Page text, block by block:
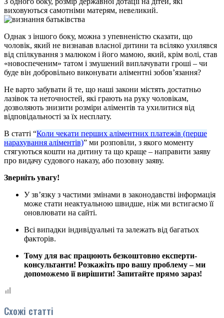
виховуються самотніми матерям, невеликий.
Однак з іншого боку, можна з упевненістю сказати, що
чоловік, який не визнавав власної дитини та всіляко ухилявся
від спілкування з малюком і його мамою, який, крім волі, став
«новоспеченим» татом і змушений виплачувати гроші – чи
буде він добровільно виконувати аліментні зобов’язання?
Не варто забувати й те, що наші закони містять достатньо
лазівок та неточностей, які грають на руку чоловікам,
дозволяють знизити розміри аліментів та ухилитися від
відповідальності за їх несплату.
В статті “Коли чекати перших аліментних платежів (перше
нарахування аліментів)” ми розповіли, з якого моменту
стягуються кошти на дитину та що краще – направити заяву
про видачу судового наказу, або позовну заяву.
Зверніть увагу!
У зв’язку з частими змінами в законодавстві інформація
може стати неактуальною швидше, ніж ми встигаємо її
оновлювати на сайті.
Всі випадки індивідуальні та залежать від багатьох
факторів.
Тому для вас працюють безкоштовно експерти-
консультанти! Розкажіть про вашу проблему – ми
допоможемо її вирішити! Запитайте прямо зараз!
Схожі статті